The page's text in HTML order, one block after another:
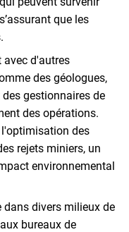
que les
avec d'autres
des géologues,
gestionnaires de
des opérations.
des
rejets miniers, un
environnemental
dans divers milieux de
bureaux de